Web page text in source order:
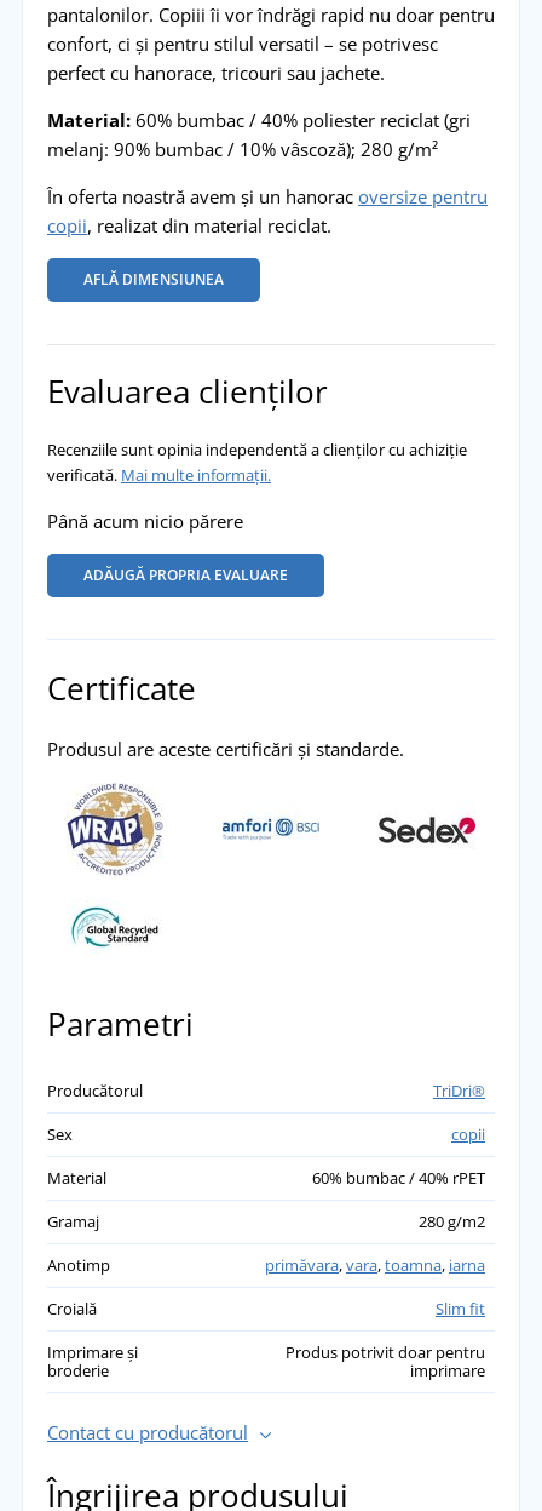
pantalonilor. Copiii îi vor îndrăgi rapid nu doar pentru
confort, ci și pentru stilul versatil – se potrivesc
perfect cu hanorace, tricouri sau jachete.
Material:60% bumbac / 40% poliester reciclat (gri
melanj: 90% bumbac / 10% vâscoză); 280 g/m²
În oferta noastră avem și un hanorac oversize pentru
copii, realizat din material reciclat.
AFLĂ DIMENSIUNEA
Evaluarea clienților
Recenziile sunt opinia independentă a clienților cu achiziție
verificată. Mai multe informații.
Până acum nicio părere
ADĂUGĂ PROPRIA EVALUARE
Certificate
Produsul are aceste certificări și standarde.
Parametri
Producătorul
TriDri®
Sex
copii
Material
60% bumbac / 40% rPET
Gramaj
280 g/m2
Anotimp
primăvara,vara,toamna, iarna
Croială
Slim fit
Imprimare și
broderie
Produs potrivit doar pentru
imprimare
Contact cu producătorul
Îngrijirea produsului